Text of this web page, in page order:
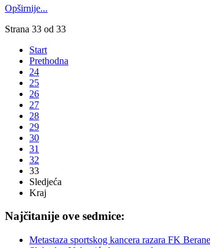
Opširnije...
Strana 33 od 33
Start
Prethodna
24
25
26
27
28
29
30
31
32
33
Sledjeća
Kraj
Najčitanije ove sedmice:
Metastaza sportskog kancera razara FK Berane